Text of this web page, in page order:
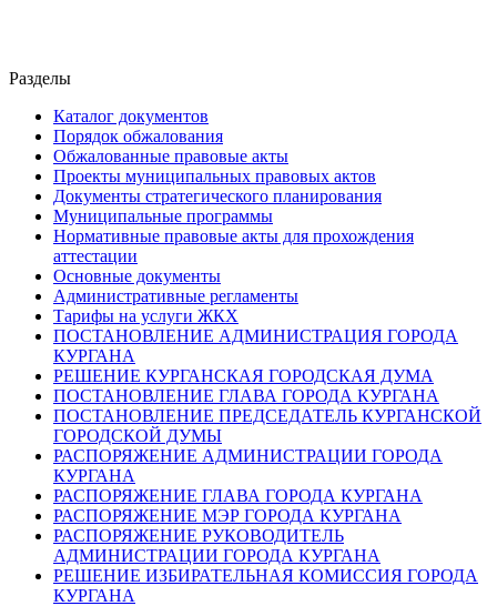
Разделы
Каталог документов
Порядок обжалования
Обжалованные правовые акты
Проекты муниципальных правовых актов
Документы стратегического планирования
Муниципальные программы
Нормативные правовые акты для прохождения
аттестации
Основные документы
Административные регламенты
Тарифы на услуги ЖКХ
ПОСТАНОВЛЕНИЕ АДМИНИСТРАЦИЯ ГОРОДА
КУРГАНА
РЕШЕНИЕ КУРГАНСКАЯ ГОРОДСКАЯ ДУМА
ПОСТАНОВЛЕНИЕ ГЛАВА ГОРОДА КУРГАНА
ПОСТАНОВЛЕНИЕ ПРЕДСЕДАТЕЛЬ КУРГАНСКОЙ
ГОРОДСКОЙ ДУМЫ
РАСПОРЯЖЕНИЕ АДМИНИСТРАЦИИ ГОРОДА
КУРГАНА
РАСПОРЯЖЕНИЕ ГЛАВА ГОРОДА КУРГАНА
РАСПОРЯЖЕНИЕ МЭР ГОРОДА КУРГАНА
РАСПОРЯЖЕНИЕ РУКОВОДИТЕЛЬ
АДМИНИСТРАЦИИ ГОРОДА КУРГАНА
РЕШЕНИЕ ИЗБИРАТЕЛЬНАЯ КОМИССИЯ ГОРОДА
КУРГАНА